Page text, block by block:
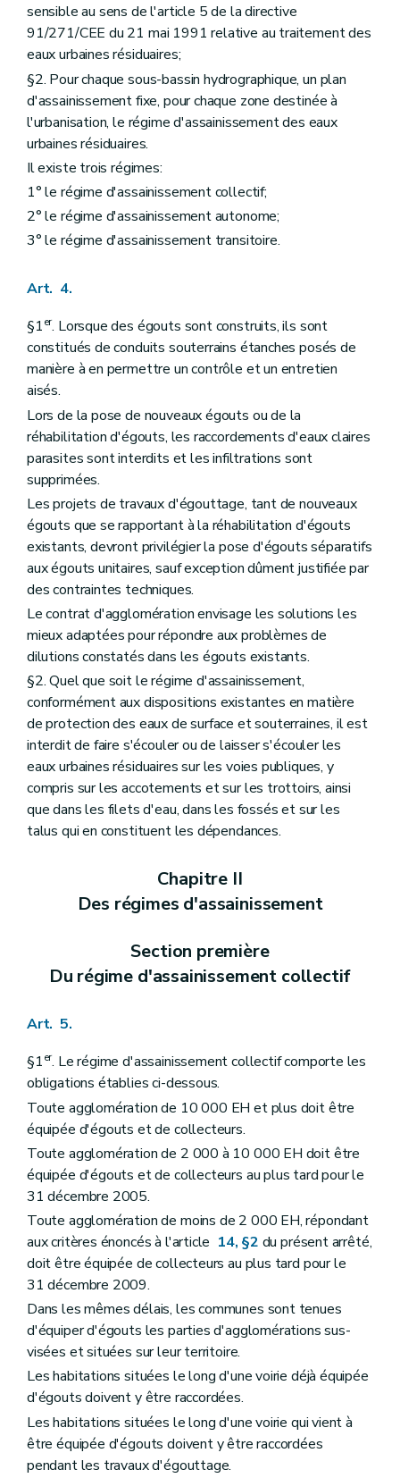
sensible au sens de l'article 5 de la directive
91/271/CEE du 21 mai 1991 relative au traitement des
eaux urbaines résiduaires;
§2. Pour chaque sous-bassin hydrographique, un plan
d'assainissement fixe, pour chaque zone destinée à
l'urbanisation, le régime d'assainissement des eaux
urbaines résiduaires.
Il existe trois régimes:
1° le régime d'assainissement collectif;
2° le régime d'assainissement autonome;
3° le régime d'assainissement transitoire.
Art. 4.
§1er. Lorsque des égouts sont construits, ils sont
constitués de conduits souterrains étanches posés de
manière à en permettre un contrôle et un entretien
aisés.
Lors de la pose de nouveaux égouts ou de la
réhabilitation d'égouts, les raccordements d'eaux claires
parasites sont interdits et les infiltrations sont
supprimées.
Les projets de travaux d'égouttage, tant de nouveaux
égouts que se rapportant à la réhabilitation d'égouts
existants, devront privilégier la pose d'égouts séparatifs
aux égouts unitaires, sauf exception dûment justifiée par
des contraintes techniques.
Le contrat d'agglomération envisage les solutions les
mieux adaptées pour répondre aux problèmes de
dilutions constatés dans les égouts existants.
§2. Quel que soit le régime d'assainissement,
conformément aux dispositions existantes en matière
de protection des eaux de surface et souterraines, il est
interdit de faire s'écouler ou de laisser s'écouler les
eaux urbaines résiduaires sur les voies publiques, y
compris sur les accotements et sur les trottoirs, ainsi
que dans les filets d'eau, dans les fossés et sur les
talus qui en constituent les dépendances.
Chapitre II
Des régimes d'assainissement
Section première
Du régime d'assainissement collectif
Art. 5.
§1er. Le régime d'assainissement collectif comporte les
obligations établies ci-dessous.
Toute agglomération de 10 000 EH et plus doit être
équipée d'égouts et de collecteurs.
Toute agglomération de 2 000 à 10 000 EH doit être
équipée d'égouts et de collecteurs au plus tard pour le
31 décembre 2005.
Toute agglomération de moins de 2 000 EH, répondant
aux critères énoncés à l'article 14, §2 du présent arrêté,
doit être équipée de collecteurs au plus tard pour le
31 décembre 2009.
Dans les mêmes délais, les communes sont tenues
d'équiper d'égouts les parties d'agglomérations sus-
visées et situées sur leur territoire.
Les habitations situées le long d'une voirie déjà équipée
d'égouts doivent y être raccordées.
Les habitations situées le long d'une voirie qui vient à
être équipée d'égouts doivent y être raccordées
pendant les travaux d'égouttage.